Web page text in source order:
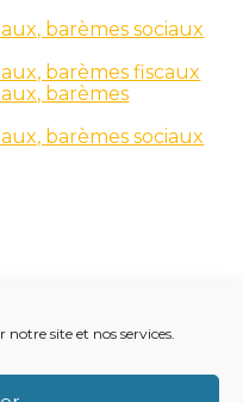
site et nos services.
barèmes sociaux
barèmes fiscaux
barèmes
barèmes sociaux
ACTUALITÉ